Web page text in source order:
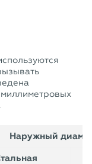
Наружный